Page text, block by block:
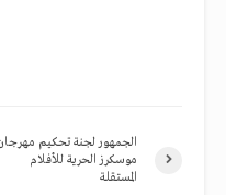
الجمهور لجنة تحكيم
موسكرز الحرية للأفلام
المستقلة